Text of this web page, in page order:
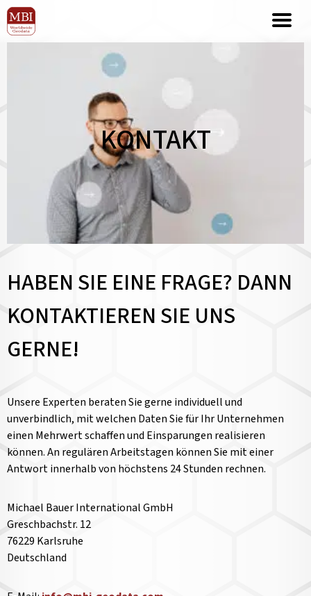
KONTAKT
HABEN SIE EINE FRAGE? DANN
KONTAKTIEREN SIE UNS
GERNE!
Unsere Experten beraten Sie gerne individuell und
unverbindlich, mit welchen Daten Sie für Ihr Unternehmen
einen Mehrwert schaffen und Einsparungen realisieren
können. An regulären Arbeitstagen können Sie mit einer
Antwort innerhalb von höchstens 24 Stunden rechnen.
Michael Bauer International GmbH
Greschbachstr. 12
76229 Karlsruhe
Deutschland